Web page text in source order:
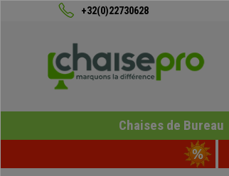
+32(0)22730628
Chaises de Bureau